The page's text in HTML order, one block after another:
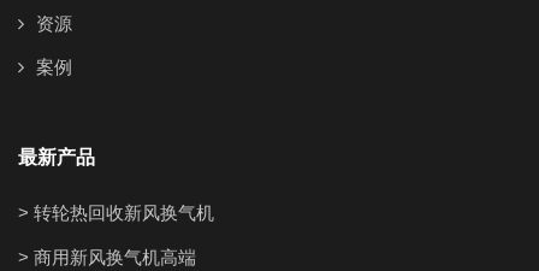
资源
案例
最新产品
> 转轮热回收新风换气机
> 商用新风换气机高端